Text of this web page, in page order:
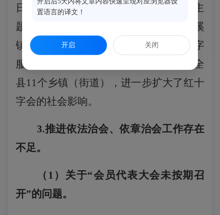
日”、“世界艾滋病日”、“国际志愿者日”主
题宣传活动分别在祥谦镇、南通镇、荆溪
镇、南屿镇、甘蔗街道举办；组织红十字
服务团共开展志愿服务活动54场，辐射全
县11个乡镇（街道），进一步扩大了红十
字会的社会影响。
3.推进依法治会、依章治会工作存在
不足。
（ 1 ）关于“会员代表大会未按期召
开”的问题。
置语言的译文！
开启 关闭